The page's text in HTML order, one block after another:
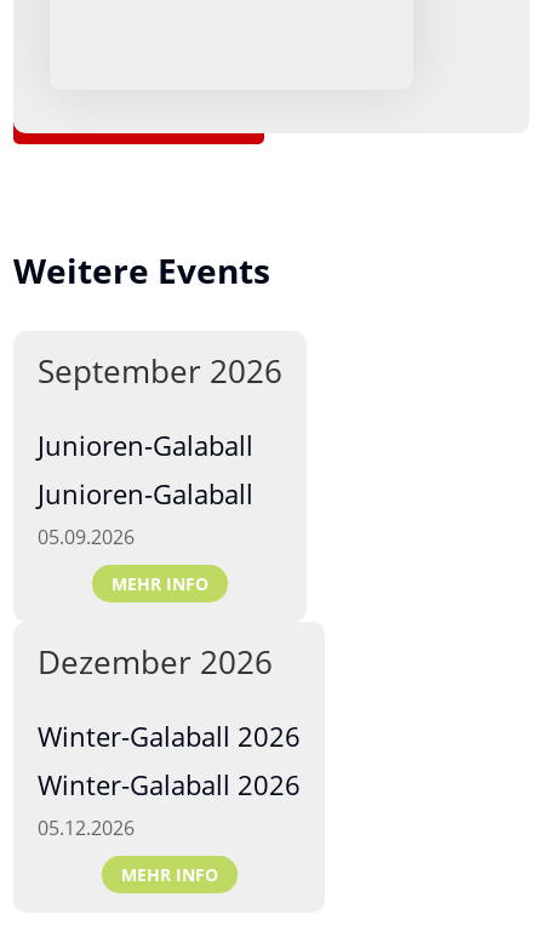
Weitere Events
September 2026
Junioren-Galaball
Junioren-Galaball
05.09.2026
MEHR INFO
Dezember 2026
Winter-Galaball 2026
Winter-Galaball 2026
05.12.2026
MEHR INFO